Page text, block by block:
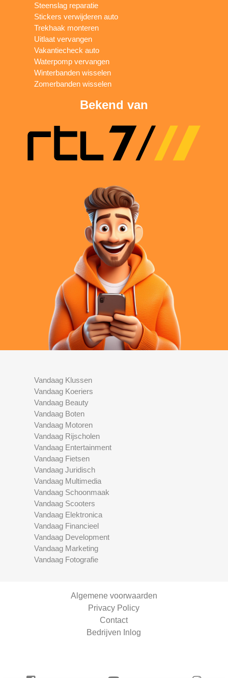
Steenslag reparatie
Stickers verwijderen auto
Trekhaak monteren
Uitlaat vervangen
Vakantiecheck auto
Waterpomp vervangen
Winterbanden wisselen
Zomerbanden wisselen
Bekend van
Vandaag Klussen
Vandaag Koeriers
Vandaag Beauty
Vandaag Boten
Vandaag Motoren
Vandaag Rijscholen
Vandaag Entertainment
Vandaag Fietsen
Vandaag Juridisch
Vandaag Multimedia
Vandaag Schoonmaak
Vandaag Scooters
Vandaag Elektronica
Vandaag Financieel
Vandaag Development
Vandaag Marketing
Vandaag Fotografie
Algemene voorwaarden
Privacy Policy
Contact
Bedrijven Inlog